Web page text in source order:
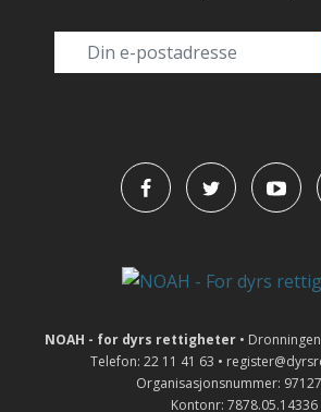
NOAH - for dyrs rettigheter •
Telefon: 22 11 41 63 •
Organisasjonsnummer:
Kontonr: 7878.05.14336